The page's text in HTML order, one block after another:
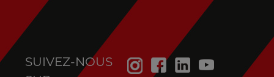
SUIVEZ-NOUS